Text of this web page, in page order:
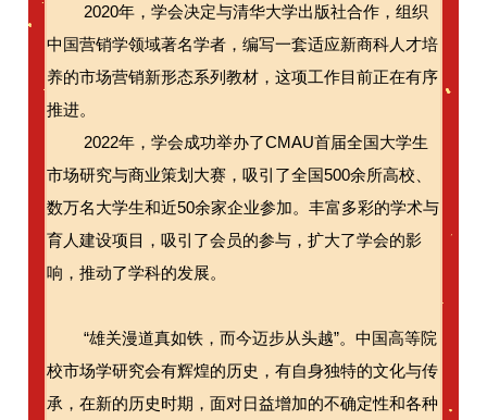
2020年，学会决定与清华大学出版社合作，组织
中国营销学领域著名学者，编写一套适应新商科人才培
养的市场营销新形态系列教材，这项工作目前正在有序
推进。
2022年，学会成功举办了CMAU首届全国大学生
市场研究与商业策划大赛，吸引了全国500余所高校、
数万名大学生和近50余家企业参加。丰富多彩的学术与
育人建设项目，吸引了会员的参与，扩大了学会的影
响，推动了学科的发展。
“雄关漫道真如铁，而今迈步从头越”。中国高等院
校市场学研究会有辉煌的历史，有自身独特的文化与传
承，在新的历史时期，面对日益增加的不确定性和各种